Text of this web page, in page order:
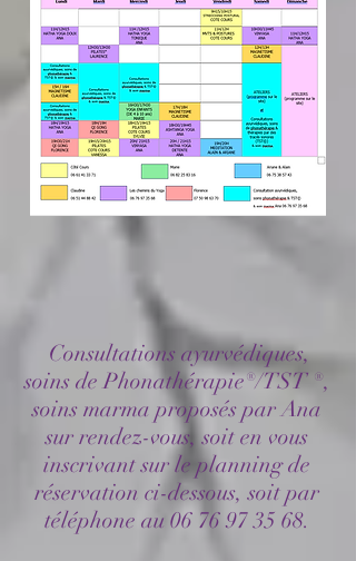
Consultations ayurvédiques,
soins de Phonathérapie®/TST ®,
soins marma proposés par Ana
sur rendez-vous, soit en vous
inscrivant sur le planning de
réservation ci-dessous, soit par
téléphone au 06 76 97 35 68.